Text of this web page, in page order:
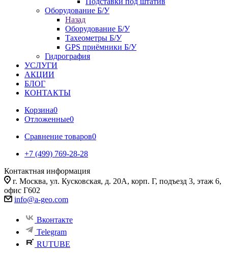
Оборудование Б/У
Назад
Оборудование Б/У
Тахеометры Б/У
GPS приёмники Б/У
Гидрография
УСЛУГИ
АКЦИИ
БЛОГ
КОНТАКТЫ
Корзина0
Отложенные0
Сравнение товаров0
+7 (499) 769-28-28
Контактная информация
г. Москва, ул. Кусковская, д. 20А, корп. Г, подъезд 3, этаж 6,
офис Г602
info@a-geo.com
Вконтакте
Telegram
RUTUBE